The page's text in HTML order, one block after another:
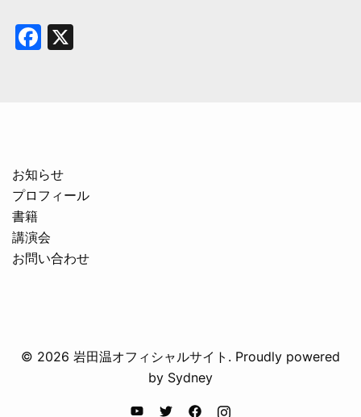
Facebook
お知らせ
プロフィール
書籍
講演会
お問い合わせ
© 2026 岩田温オフィシャルサイト. Proudly powered
by Sydney